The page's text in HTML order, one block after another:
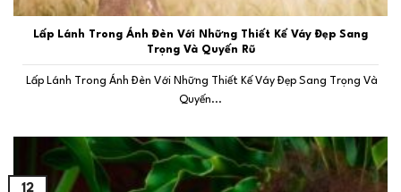
Lấp Lánh Trong Ánh Đèn Với Những Thiết Kế Váy Đẹp Sang
Trọng Và Quyến Rũ
Lấp Lánh Trong Ánh Đèn Với Những Thiết Kế Váy Đẹp Sang Trọng Và
Quyến...
12